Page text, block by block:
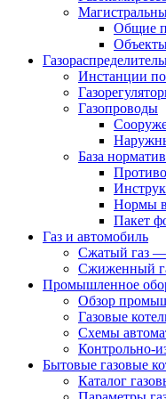
Общие
Инстанции
Газопроводы
База
Нормы
Пакет
Газ и автомобиль
Сжатый газ
Сжиженный
Промышленное
Обзор
Газовые
Схемы
Контрольно-
Бытовые газовые
Каталог